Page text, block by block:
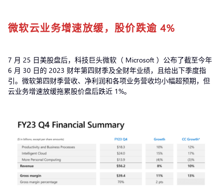
微软云业务增速放缓，股价跌逾 4%
7 月 25 日美股盘后，科技巨头微软（ Microsoft ）公布了截至今年
6 月 30 日的 2023 财年第四财季及全财年业绩，且给出下季度指
引。微软第四财季营收、净利润和各项业务营收均小幅超预期，但
云业务增速放缓拖累股价盘后跌近 1%。